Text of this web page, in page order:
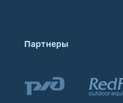
Партнеры